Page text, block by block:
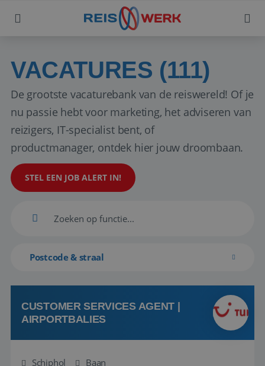
VACATURES (111)
De grootste vacaturebank van de reiswereld! Of je
nu passie hebt voor marketing, het adviseren van
reizigers, IT-specialist bent, of
productmanager, ontdek hier jouw droombaan.
STEL EEN JOB ALERT IN!
Postcode & straal
CUSTOMER SERVICES AGENT |
AIRPORTBALIES
Schiphol Baan